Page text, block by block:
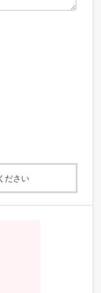
ださい